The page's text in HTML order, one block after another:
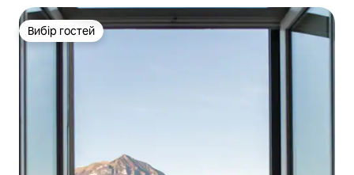
Вибір гостей
Вибір гостей